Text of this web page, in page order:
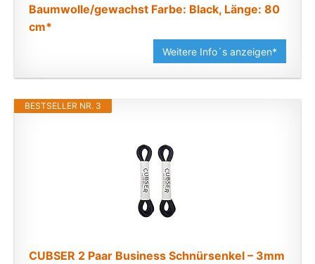
Baumwolle/gewachst Farbe: Black, Länge: 80
cm*
Weitere Info´s anzeigen*
BESTSELLER NR. 3
CUBSER 2 Paar Business Schnürsenkel – 3mm